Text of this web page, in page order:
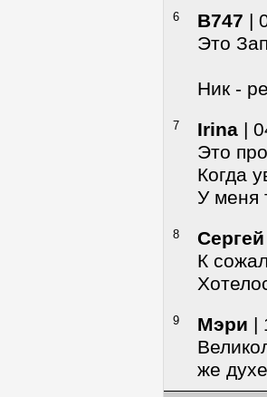
6 B747 |
Это
Ник -
7 Irina |
Это
Когда
У меня
8
К
9 Мэри |
же